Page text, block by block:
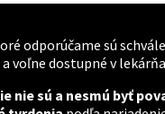
odporúčame sú
voľne dostupné v
nie sú a nesmú byť